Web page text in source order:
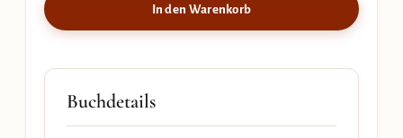
In den Warenkorb
Buchdetails